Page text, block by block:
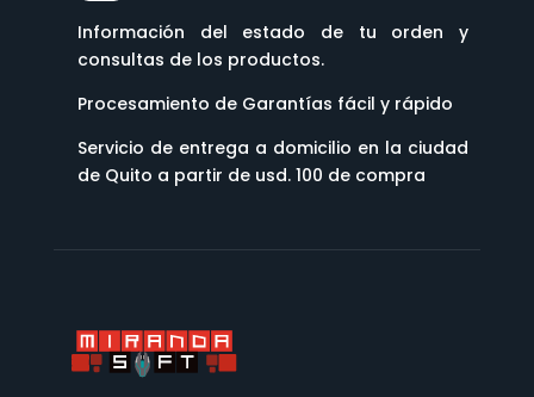
Información del estado de tu orden y
consultas de los productos.
Procesamiento de Garantías fácil y rápido
Servicio de entrega a domicilio en la ciudad
de Quito a partir de usd. 100 de compra